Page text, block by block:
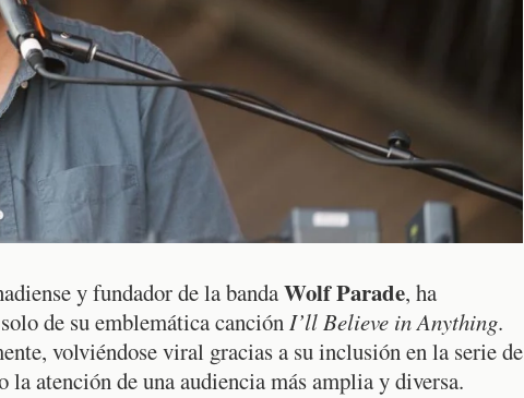
y fundador de la bandaWolf Parade, ha
de su emblemática canciónI’ll Believe in Anything.
volviéndose viral gracias a su inclusión en la serie de
la atención de una audiencia más amplia y diversa.